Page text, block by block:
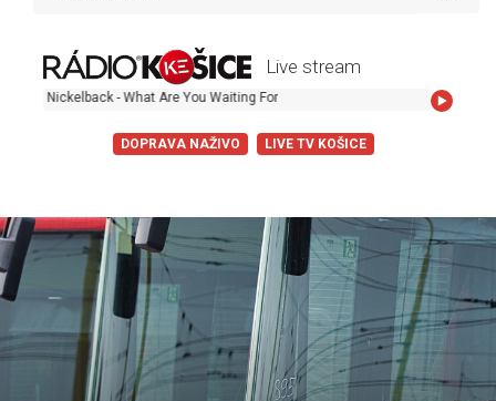
Live stream
- What Are You Waiting For
DOPRAVA NAŽIVO LIVE TV KOŠICE